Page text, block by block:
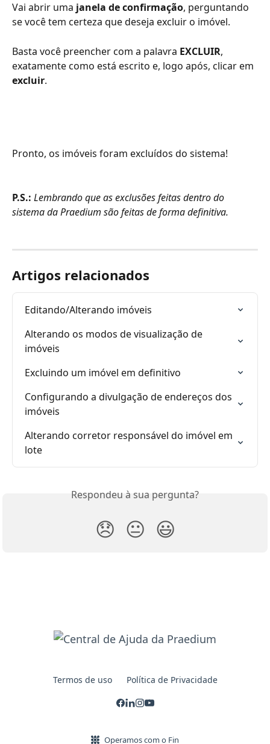
Vai abrir uma janela de confirmação, perguntando
se você tem certeza que deseja excluir o imóvel.
Basta você preencher com a palavra EXCLUIR,
exatamente como está escrito e, logo após, clicar em
excluir.
Pronto, os imóveis foram excluídos do sistema!
P.S.: Lembrando que as exclusões feitas dentro do
sistema da Praedium são feitas de forma definitiva.
Artigos relacionados
Editando/Alterando imóveis
Alterando os modos de visualização de
imóveis
Excluindo um imóvel em definitivo
Configurando a divulgação de endereços dos
imóveis
Alterando corretor responsável do imóvel em
lote
Respondeu à sua pergunta?
😞 😐 😃
Termos de uso Política de Privacidade
Operamos com o Fin